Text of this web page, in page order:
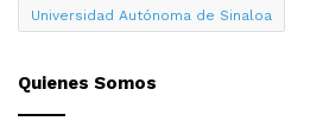
Universidad Autónoma de Sinaloa
Quienes Somos